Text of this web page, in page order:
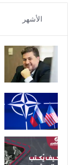
الأشهر